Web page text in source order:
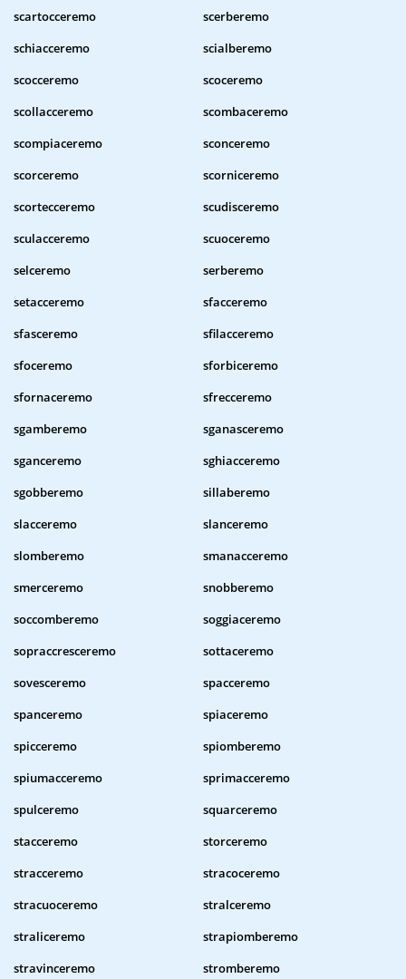
scartocceremo
scerberemo
schiacceremo
scialberemo
scocceremo
scoceremo
scollacceremo
scombaceremo
scompiaceremo
sconceremo
scorceremo
scorniceremo
scortecceremo
scudisceremo
sculacceremo
scuoceremo
selceremo
serberemo
setacceremo
sfacceremo
sfasceremo
sfilacceremo
sfoceremo
sforbiceremo
sfornaceremo
sfrecceremo
sgamberemo
sganasceremo
sganceremo
sghiacceremo
sgobberemo
sillaberemo
slacceremo
slanceremo
slomberemo
smanacceremo
smerceremo
snobberemo
soccomberemo
soggiaceremo
sopraccresceremo
sottaceremo
sovesceremo
spacceremo
spanceremo
spiaceremo
spicceremo
spiomberemo
spiumacceremo
sprimacceremo
spulceremo
squarceremo
stacceremo
storceremo
stracceremo
stracoceremo
stracuoceremo
stralceremo
straliceremo
strapiomberemo
stravinceremo
stromberemo